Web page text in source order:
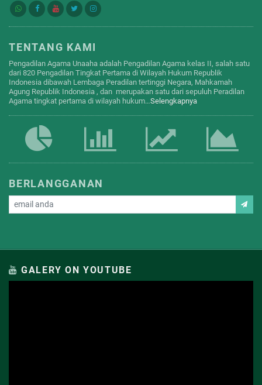
TENTANG KAMI
Pengadilan Agama Unaaha adalah Pengadilan Agama kelas II, salah satu
dari 820 Pengadilan Tingkat Pertama di Wilayah Hukum Republik
Indonesia dibawah Lembaga Peradilan tertinggi Negara, Mahkamah
Agung Republik Indonesia , dan merupakan satu dari sepuluh Peradilan
Agama tingkat pertama di wilayah hukum…Selengkapnya
BERLANGGANAN
GALERY ON YOUTUBE